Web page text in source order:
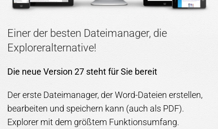
Einer der besten Dateimanager, die
Exploreralternative!
Die neue Version 27 steht für Sie bereit
Der erste Dateimanager, der Word-Dateien erstellen,
bearbeiten und speichern kann (auch als PDF).
Explorer mit dem größtem Funktionsumfang.